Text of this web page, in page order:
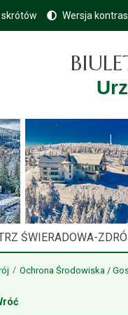
skrótów Wersja
ŚWIERADOWA-
Ochrona Środowiska /